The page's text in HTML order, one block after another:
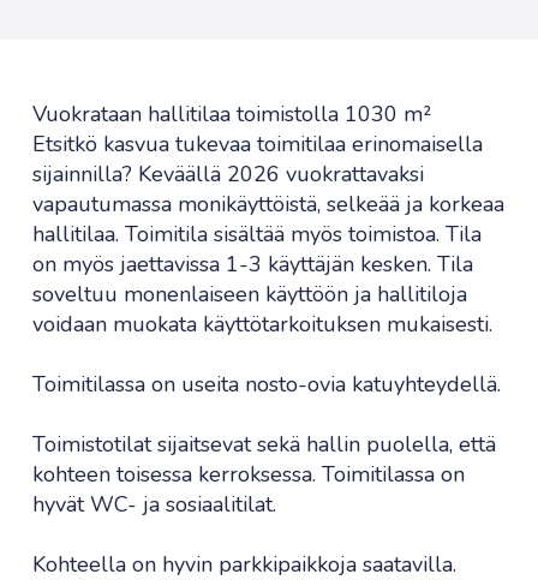
Vuokrataan hallitilaa toimistolla 1030 m²
Etsitkö kasvua tukevaa toimitilaa erinomaisella
sijainnilla? Keväällä 2026 vuokrattavaksi
vapautumassa monikäyttöistä, selkeää ja korkeaa
hallitilaa. Toimitila sisältää myös toimistoa. Tila
on myös jaettavissa 1-3 käyttäjän kesken. Tila
soveltuu monenlaiseen käyttöön ja hallitiloja
voidaan muokata käyttötarkoituksen mukaisesti.
Toimitilassa on useita nosto-ovia katuyhteydellä.
Toimistotilat sijaitsevat sekä hallin puolella, että
kohteen toisessa kerroksessa. Toimitilassa on
hyvät WC- ja sosiaalitilat.
Kohteella on hyvin parkkipaikkoja saatavilla.